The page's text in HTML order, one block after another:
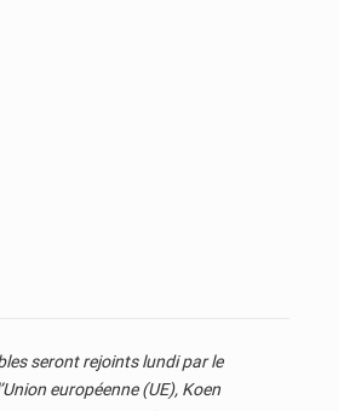
seront rejoints lundi par le
européenne (UE), Koen